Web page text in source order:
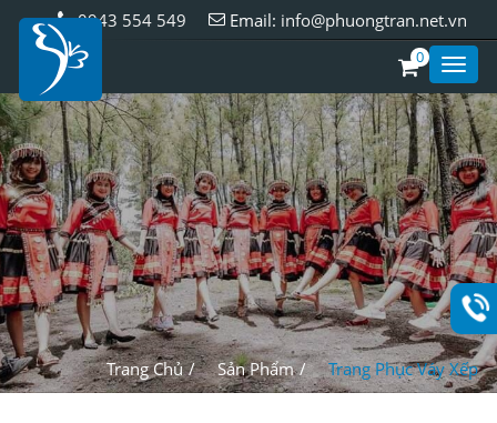
Email: info@phuongtran.net.vn
0943 554 549
0
Styles
Trang Chủ Sản Phẩm Trang Phục Váy Xếp